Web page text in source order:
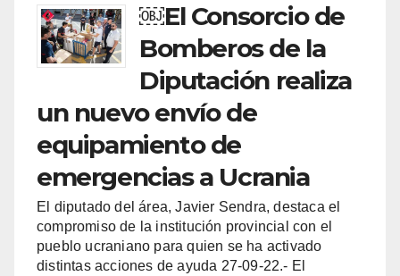
￼El Consorcio de
Bomberos de la
Diputación realiza
un nuevo envío de
equipamiento de
emergencias a Ucrania
El diputado del área, Javier Sendra, destaca el
compromiso de la institución provincial con el
pueblo ucraniano para quien se ha activado
distintas acciones de ayuda 27-09-22.- El